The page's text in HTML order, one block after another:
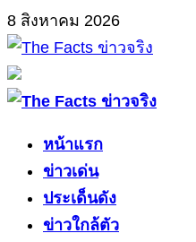
Skip
to
content
8 สิงหาคม 2026
Primary
หน้าแรก
ข่าวเด่น
ประเด็นดัง
ข่าวใกล้ตัว